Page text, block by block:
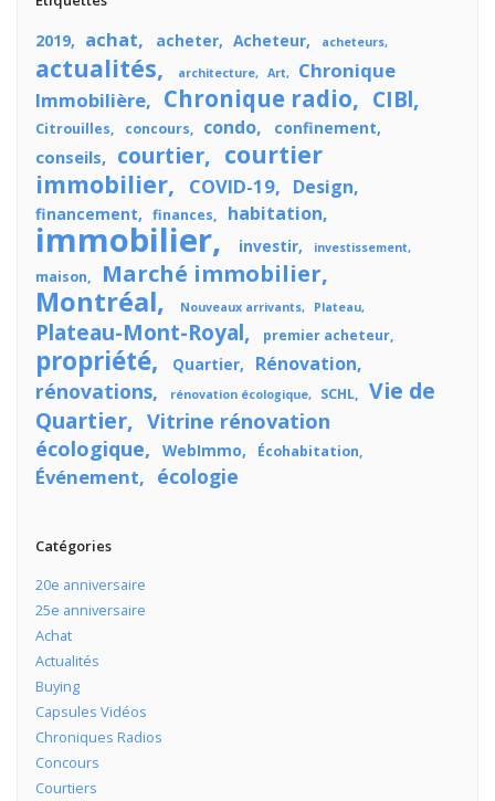
2019 achat acheter Acheteur acheteurs
actualités architecture Art
Chronique
Immobilière
Chronique radio CIBl
Citrouilles concours condo confinement
conseils courtier
courtier
immobilier
COVID-19 Design
financement finances habitation
immobilier investir investissement
maison Marché immobilier
Montréal Nouveaux arrivants Plateau
Plateau-Mont-Royal premier acheteur
propriété Quartier Rénovation
rénovations rénovation écologique SCHL
Vie de
Quartier
Vitrine rénovation
écologique
WebImmo Écohabitation
Événement écologie
Catégories
20e anniversaire
25e anniversaire
Achat
Actualités
Buying
Capsules Vidéos
Chroniques Radios
Concours
Courtiers